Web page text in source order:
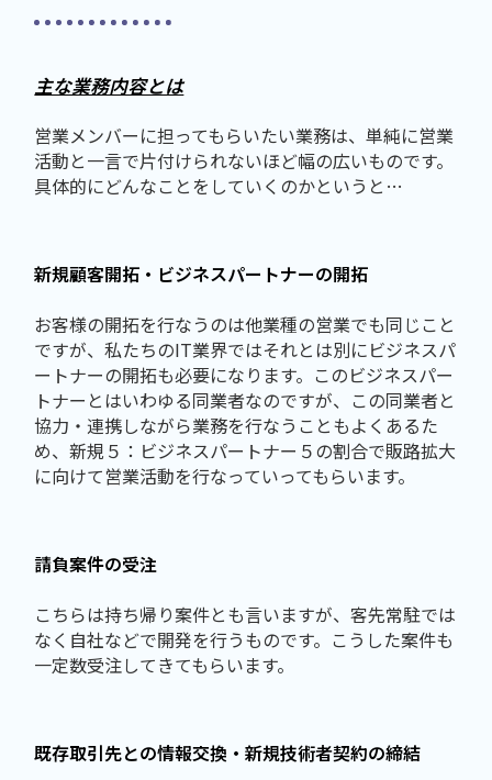
主な業務内容とは
営業メンバーに担ってもらいたい業務は、単純に営業
活動と一言で片付けられないほど幅の広いものです。
具体的にどんなことをしていくのかというと…
新規顧客開拓・ビジネスパートナーの開拓
お客様の開拓を行なうのは他業種の営業でも同じこと
ですが、私たちのIT業界ではそれとは別にビジネスパ
ートナーの開拓も必要になります。このビジネスパー
トナーとはいわゆる同業者なのですが、この同業者と
協力・連携しながら業務を行なうこともよくあるた
め、新規５：ビジネスパートナー５の割合で販路拡大
に向けて営業活動を行なっていってもらいます。
請負案件の受注
こちらは持ち帰り案件とも言いますが、客先常駐では
なく自社などで開発を行うものです。こうした案件も
一定数受注してきてもらいます。
既存取引先との情報交換・新規技術者契約の締結